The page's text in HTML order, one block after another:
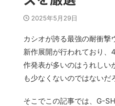
2025年5月29日
カシオが誇る最強の耐衝撃
新作展開が行われており
作発表が多いのはうれしい
も少なくないのではないだ
そこでこの記事では、G-